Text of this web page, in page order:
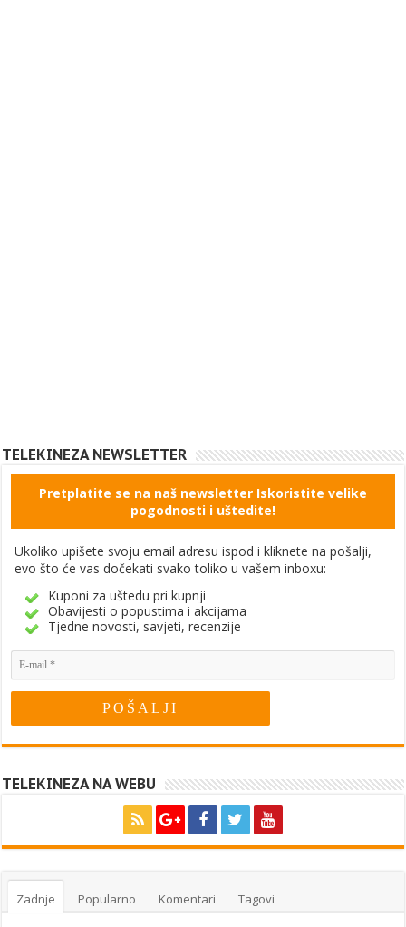
TELEKINEZA NEWSLETTER
Pretplatite se na naš newsletter Iskoristite velike
pogodnosti i uštedite!
Ukoliko upišete svoju email adresu ispod i kliknete na pošalji,
evo što će vas dočekati svako toliko u vašem inboxu:
Kuponi za uštedu pri kupnji
Obavijesti o popustima i akcijama
Tjedne novosti, savjeti, recenzije
TELEKINEZA NA WEBU
Zadnje Popularno Komentari Tagovi